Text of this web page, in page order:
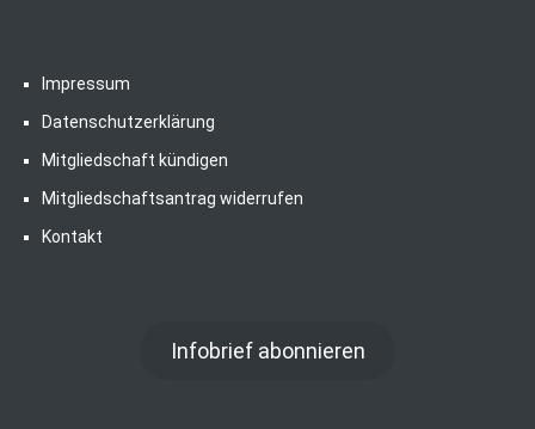
Impressum
Datenschutzerklärung
Mitgliedschaft kündigen
Mitgliedschaftsantrag widerrufen
Kontakt
Infobrief abonnieren